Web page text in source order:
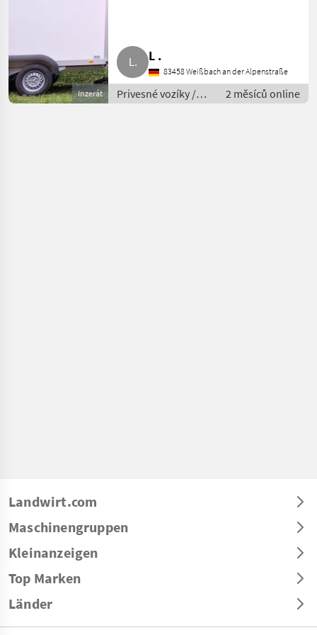
Inzerát
L .
83458 Weißbach an der Alpenstraße
Privesné vozíky /
Prívesný voz
2 měsíců online
Landwirt.com
Maschinengruppen
Kleinanzeigen
Top Marken
Länder